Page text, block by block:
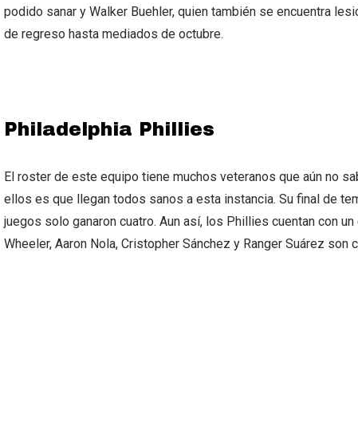
podido sanar y Walker Buehler, quien también se encuentra
de regreso hasta mediados de octubre.
Philadelphia Phillies
El roster de este equipo tiene muchos veteranos que aún no
ellos es que llegan todos sanos a esta instancia. Su final de
juegos solo ganaron cuatro. Aun así, los Phillies cuentan con
Wheeler, Aaron Nola, Cristopher Sánchez y Ranger Suárez